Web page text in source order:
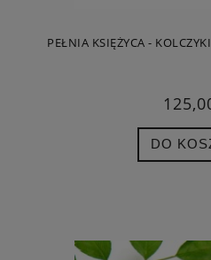
PEŁNIA KSIĘŻYCA -
DO